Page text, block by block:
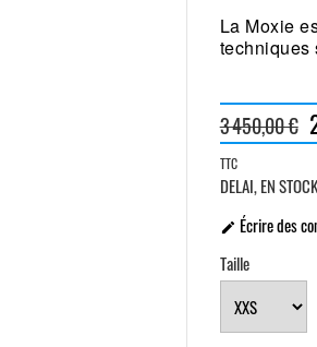
La Moxie
techniques
3 450,00 €
TTC
DELAI, EN
 Écrire des
Taille